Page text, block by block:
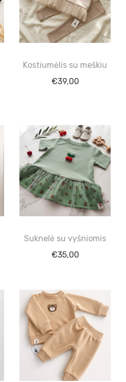
Kostiumėlis su meškiu
€39,00
Suknelė su vyšniomis
€35,00